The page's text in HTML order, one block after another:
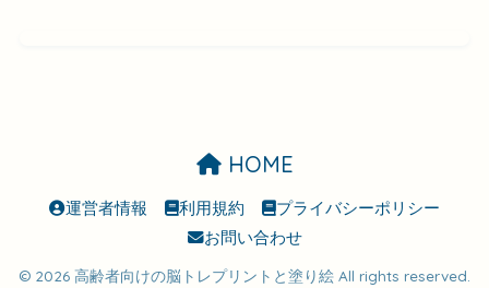
HOME
運営者情報 利用規約
プライバシーポリシー
お問い合わせ
© 2026 高齢者向けの脳トレプリントと塗り絵 All rights reserved.